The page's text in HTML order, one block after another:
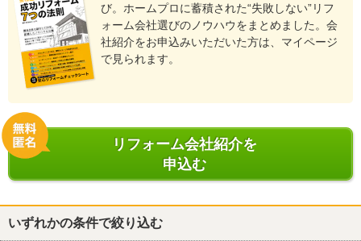
び。ホームプロに蓄積された“失敗しない”リフ
ォーム会社選びのノウハウをまとめました。会
社紹介をお申込みいただいた方は、マイページ
で見られます。
リフォーム会社紹介を
申込む
いずれかの条件で絞り込む